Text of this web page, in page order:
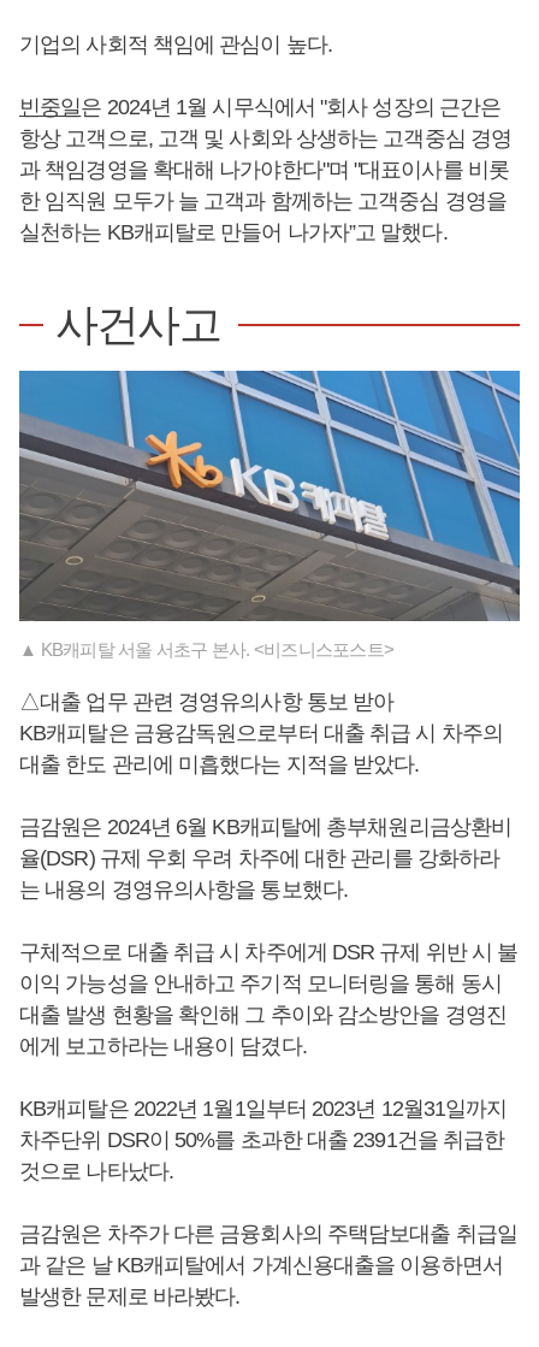
기업의 사회적 책임에 관심이 높다.
빈중일은 2024년 1월 시무식에서 "회사 성장의 근간은
항상 고객으로, 고객 및 사회와 상생하는 고객중심 경영
과 책임경영을 확대해 나가야한다"며 "대표이사를 비롯
한 임직원 모두가 늘 고객과 함께하는 고객중심 경영을
실천하는 KB캐피탈로 만들어 나가자”고 말했다.
사건사고
▲ KB캐피탈 서울 서초구 본사. <비즈니스포스트>
△대출 업무 관련 경영유의사항 통보 받아
KB캐피탈은 금융감독원으로부터 대출 취급 시 차주의
대출 한도 관리에 미흡했다는 지적을 받았다.
금감원은 2024년 6월 KB캐피탈에 총부채원리금상환비
율(DSR) 규제 우회 우려 차주에 대한 관리를 강화하라
는 내용의 경영유의사항을 통보했다.
구체적으로 대출 취급 시 차주에게 DSR 규제 위반 시 불
이익 가능성을 안내하고 주기적 모니터링을 통해 동시
대출 발생 현황을 확인해 그 추이와 감소방안을 경영진
에게 보고하라는 내용이 담겼다.
KB캐피탈은 2022년 1월1일부터 2023년 12월31일까지
차주단위 DSR이 50%를 초과한 대출 2391건을 취급한
것으로 나타났다.
금감원은 차주가 다른 금융회사의 주택담보대출 취급일
과 같은 날 KB캐피탈에서 가계신용대출을 이용하면서
발생한 문제로 바라봤다.